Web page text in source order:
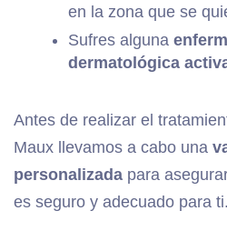
en la zona que se
Sufres alguna
dermatológica
Antes de realizar el
Maux llevamos a cabo una
personalizada para
es seguro y adecuado para ti.